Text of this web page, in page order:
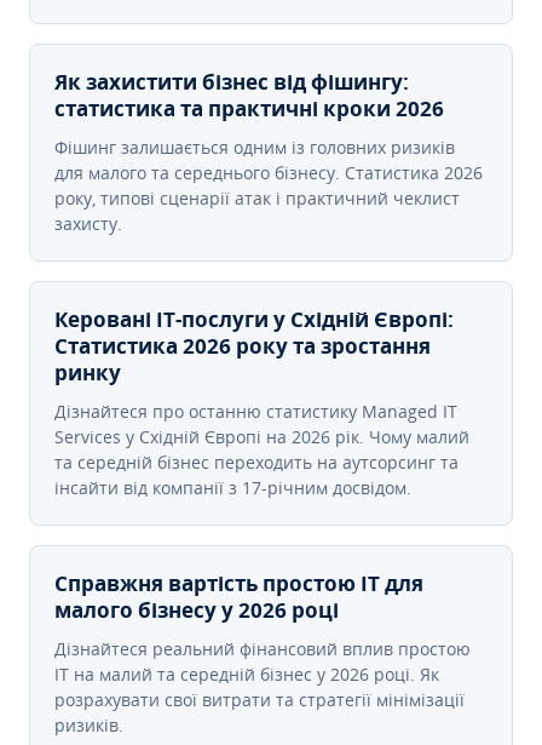
Як захистити бізнес від фішингу:
статистика та практичні кроки 2026
Фішинг залишається одним із головних ризиків
для малого та середнього бізнесу. Статистика 2026
року, типові сценарії атак і практичний чеклист
захисту.
Керовані ІТ-послуги у Східній Європі:
Статистика 2026 року та зростання
ринку
Дізнайтеся про останню статистику Managed IT
Services у Східній Європі на 2026 рік. Чому малий
та середній бізнес переходить на аутсорсинг та
інсайти від компанії з 17-річним досвідом.
Справжня вартість простою IT для
малого бізнесу у 2026 році
Дізнайтеся реальний фінансовий вплив простою
IT на малий та середній бізнес у 2026 році. Як
розрахувати свої витрати та стратегії мінімізації
ризиків.